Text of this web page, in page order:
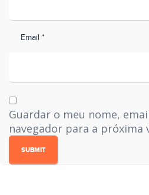
Email *
Guardar o meu nome,
navegador para a próxima